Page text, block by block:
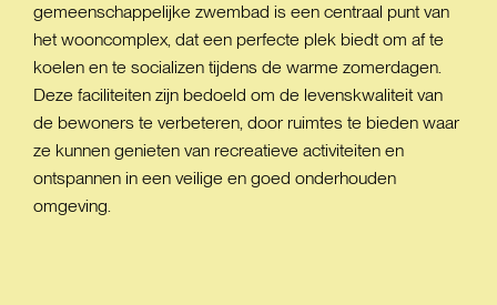
gemeenschappelijke zwembad is een centraal punt van
het wooncomplex, dat een perfecte plek biedt om af te
koelen en te socializen tijdens de warme zomerdagen.
Deze faciliteiten zijn bedoeld om de levenskwaliteit van
de bewoners te verbeteren, door ruimtes te bieden waar
ze kunnen genieten van recreatieve activiteiten en
ontspannen in een veilige en goed onderhouden
omgeving.